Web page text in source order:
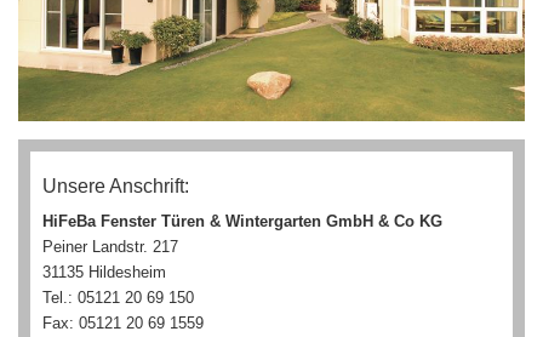
Unsere Anschrift:
HiFeBa Fenster Türen & Wintergarten GmbH & Co KG
Peiner Landstr. 217
31135 Hildesheim
Tel.: 05121 20 69 150
Fax: 05121 20 69 1559